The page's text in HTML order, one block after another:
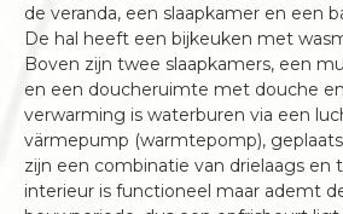
de veranda, een slaapkamer en een
De hal heeft een bijkeuken met
Boven zijn twee slaapkamers, een
en een doucheruimte met douche
verwarming is waterburen via een
värmepump (warmtepomp),
zijn een combinatie van drielaags en
interieur is functioneel maar ademt